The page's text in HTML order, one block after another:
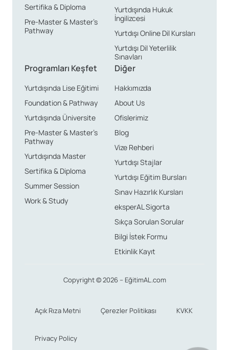
Sertifika & Diploma
Pre-Master & Master’s
Pathway
Yurtdışında Hukuk
İngilizcesi
Yurtdışı Online Dil Kursları
Yurtdışı Dil Yeterlilik
Sınavları
Programları Keşfet
Yurtdışında Lise Eğitimi
Foundation & Pathway
Yurtdışında Üniversite
Pre-Master & Master’s
Pathway
Yurtdışında Master
Sertifika & Diploma
Summer Session
Work & Study
Diğer
Hakkımızda
About Us
Ofislerimiz
Blog
Vize Rehberi
Yurtdışı Stajlar
Yurtdışı Eğitim Bursları
Sınav Hazırlık Kursları
eksperAL Sigorta
Sıkça Sorulan Sorular
Bilgi İstek Formu
Etkinlik Kayıt
Copyright © 2026 – EğitimAL.com
Açık Rıza Metni Çerezler Politikası KVKK
Privacy Policy